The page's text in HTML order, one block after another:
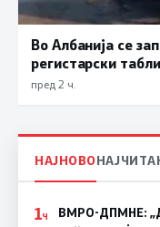
Во Албанија се
регистарски
пред 2 ч.
НАЈНОВО
1Ч
ВМРО-ДПМНЕ: